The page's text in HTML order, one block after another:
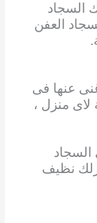
السجاد
العفن
عنها فى
لاى منزل ،
السجاد
نظيف